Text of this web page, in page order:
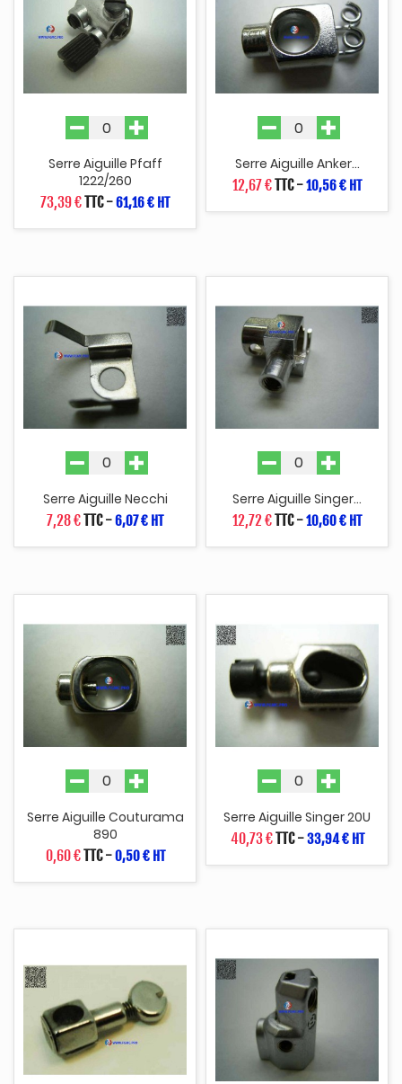
Serre Aiguille Pfaff
1222/260
73,39 €TTC-61,16 € HT
Serre Aiguille Anker...
12,67 €TTC-10,56 € HT
Serre Aiguille Necchi
7,28 €TTC-6,07 € HT
Serre Aiguille Singer...
12,72 €TTC-10,60 € HT
Serre Aiguille Couturama
890
0,60 €TTC-0,50 € HT
Serre Aiguille Singer 20U
40,73 €TTC-33,94 € HT